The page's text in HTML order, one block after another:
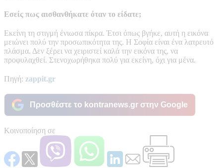
Εσείς πως αισθανθήκατε όταν το είδατε;
Εκείνη τη στιγμή ένιωσα πίκρα. Έτσι όπως βγήκε, αυτή η εικόνα
μειώνει πολύ την προσωπικότητα της. Η Σοφία είναι ένα λατρευτό
πλάσμα. Δεν ξέρει να χειριστεί καλά την εικόνα της, να
προφυλαχθεί. Στενοχωρήθηκα πολύ για εκείνη, όχι για μένα.
Πηγή: zappit.gr
Προσθέστε το kontranews.gr στην Google
Κοινοποίηση σε